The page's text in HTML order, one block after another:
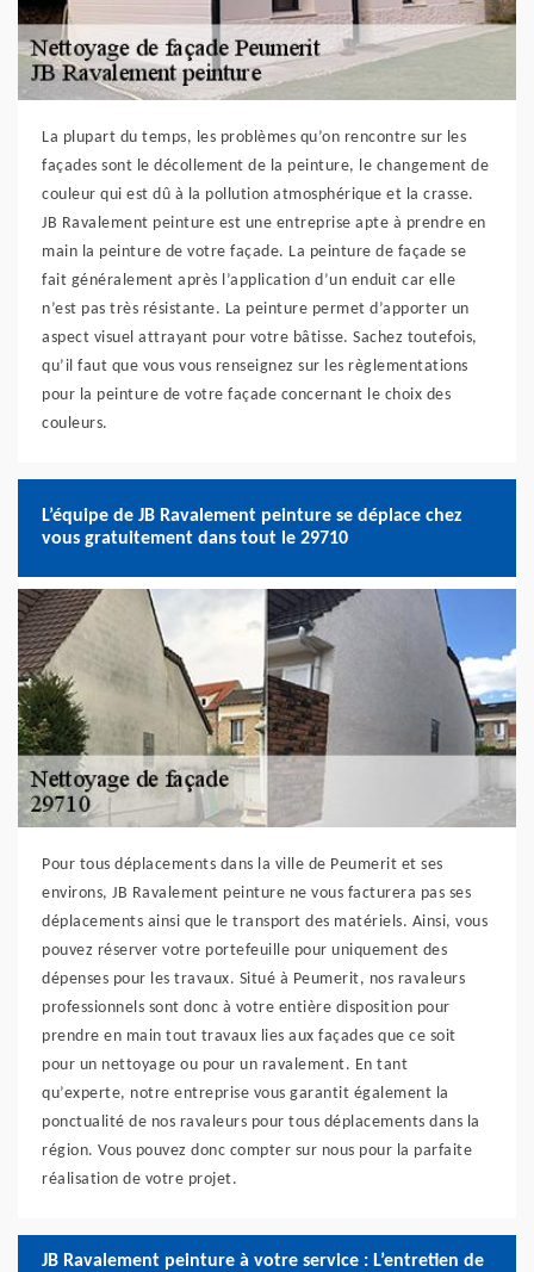
La plupart du temps, les problèmes qu’on rencontre sur les
façades sont le décollement de la peinture, le changement de
couleur qui est dû à la pollution atmosphérique et la crasse.
JB Ravalement peinture est une entreprise apte à prendre en
main la peinture de votre façade. La peinture de façade se
fait généralement après l’application d’un enduit car elle
n’est pas très résistante. La peinture permet d’apporter un
aspect visuel attrayant pour votre bâtisse. Sachez toutefois,
qu’il faut que vous vous renseignez sur les règlementations
pour la peinture de votre façade concernant le choix des
couleurs.
L’équipe de JB Ravalement peinture se déplace chez
vous gratuitement dans tout le 29710
Pour tous déplacements dans la ville de Peumerit et ses
environs, JB Ravalement peinture ne vous facturera pas ses
déplacements ainsi que le transport des matériels. Ainsi, vous
pouvez réserver votre portefeuille pour uniquement des
dépenses pour les travaux. Situé à Peumerit, nos ravaleurs
professionnels sont donc à votre entière disposition pour
prendre en main tout travaux lies aux façades que ce soit
pour un nettoyage ou pour un ravalement. En tant
qu’experte, notre entreprise vous garantit également la
ponctualité de nos ravaleurs pour tous déplacements dans la
région. Vous pouvez donc compter sur nous pour la parfaite
réalisation de votre projet.
JB Ravalement peinture à votre service : L’entretien de